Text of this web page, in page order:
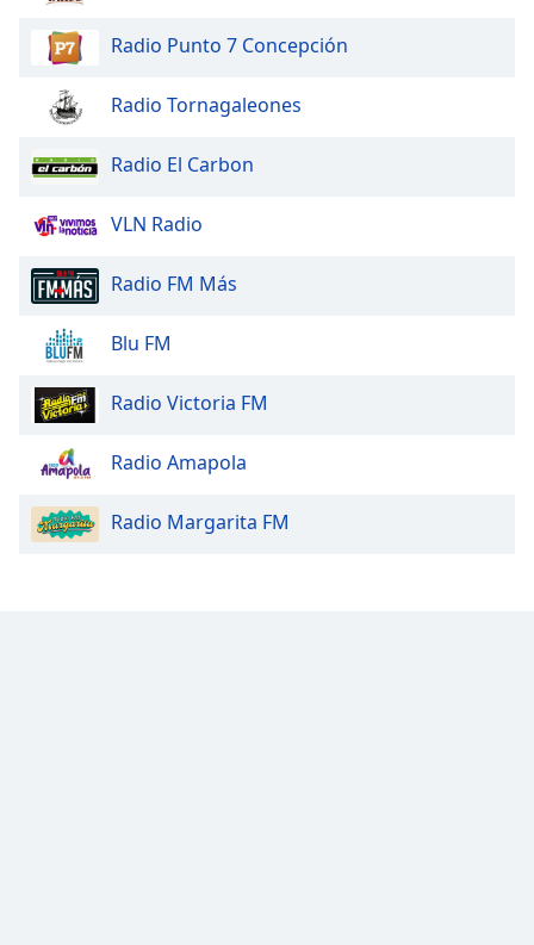
Radio Punto 7 Concepción
Radio Tornagaleones
Radio El Carbon
VLN Radio
Radio FM Más
Blu FM
Radio Victoria FM
Radio Amapola
Radio Margarita FM